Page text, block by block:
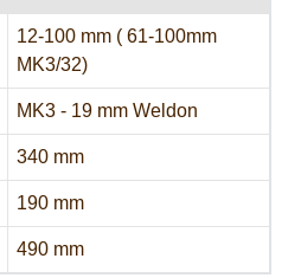
12-100 mm ( 61-100mm
MK3/32)
MK3 - 19 mm Weldon
340 mm
190 mm
490 mm